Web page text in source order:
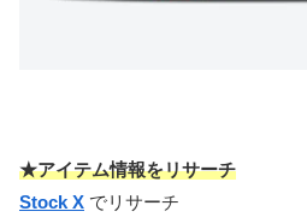
★アイテム情報をリサーチ
Stock X でリサーチ